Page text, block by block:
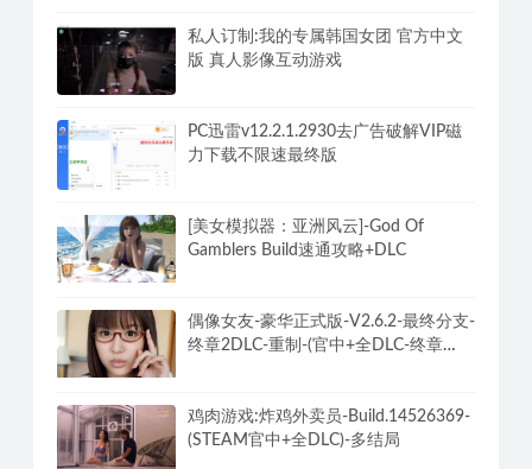
私人订制:我的专属韩国女团 官方中文
版 真人影像互动游戏
PC迅雷v12.2.1.2930去广告破解VIP磁
力下载不限速最终版
[美女模拟器：亚洲风云]-God Of
Gamblers Build速通攻略+DLC
偶像女友-豪华正式版-V2.6.2-最终分支-
终章2DLC-重制-(官中+全DLC-终章
鸡肉游戏:炸鸡外卖员-Build.14526369-
(STEAM官中+全DLC)-多结局